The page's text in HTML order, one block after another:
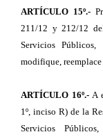
ARTÍCULO 15º.-
211/12 y 212/12
Servicios
modifique,
ARTÍCULO 16º.-A
1º, inciso R) de la
Servicios